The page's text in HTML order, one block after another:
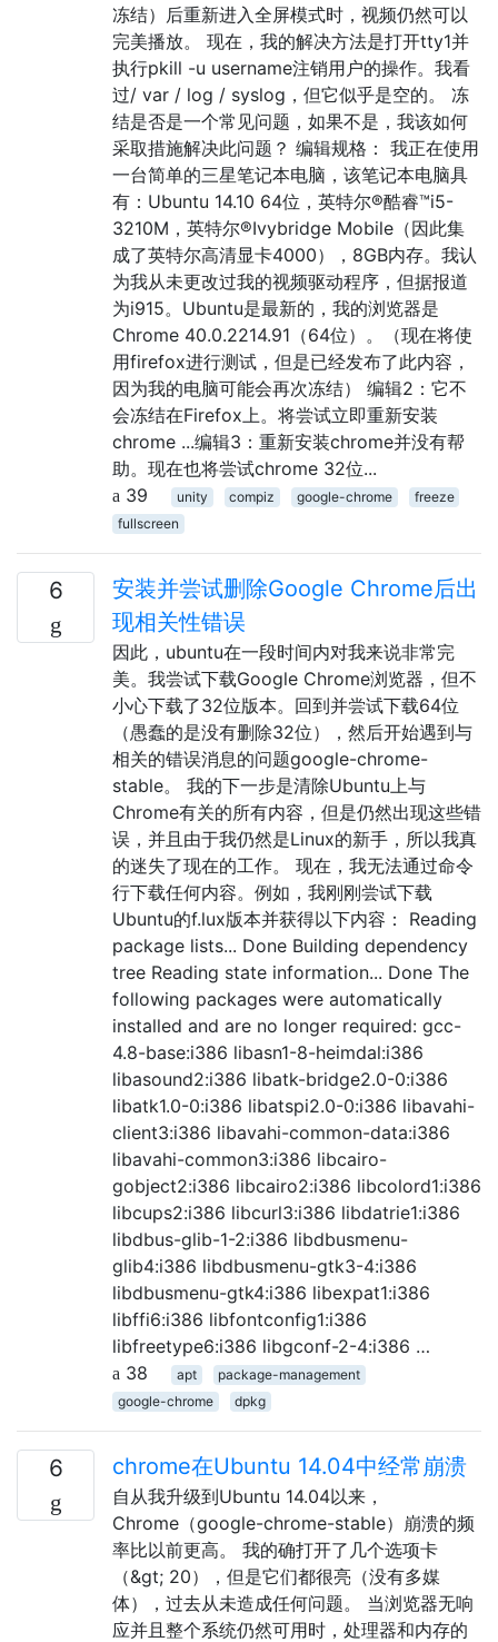
冻结）后重新进入全屏模式时，视频仍然可以
完美播放。 现在，我的解决方法是打开tty1并
执行pkill -u username注销用户的操作。我看
过/ var / log / syslog，但它似乎是空的。 冻
结是否是一个常见问题，如果不是，我该如何
采取措施解决此问题？ 编辑规格： 我正在使用
一台简单的三星笔记本电脑，该笔记本电脑具
有：Ubuntu 14.10 64位，英特尔®酷睿™i5-
3210M，英特尔®Ivybridge Mobile（因此集
成了英特尔高清显卡4000），8GB内存。我认
为我从未更改过我的视频驱动程序，但据报道
为i915。Ubuntu是最新的，我的浏览器是
Chrome 40.0.2214.91（64位）。（现在将使
用firefox进行测试，但是已经发布了此内容，
因为我的电脑可能会再次冻结） 编辑2：它不
会冻结在Firefox上。将尝试立即重新安装
chrome ...编辑3：重新安装chrome并没有帮
助。现在也将尝试chrome 32位...
39
unity compiz google-chrome
freeze
fullscreen
6
安装并尝试删除Google Chrome后出
现相关性错误
因此，ubuntu在一段时间内对我来说非常完
美。我尝试下载Google Chrome浏览器，但不
小心下载了32位版本。回到并尝试下载64位
（愚蠢的是没有删除32位），然后开始遇到与
相关的错误消息的问题google-chrome-
stable。 我的下一步是清除Ubuntu上与
Chrome有关的所有内容，但是仍然出现这些错
误，并且由于我仍然是Linux的新手，所以我真
的迷失了现在的工作。 现在，我无法通过命令
行下载任何内容。例如，我刚刚尝试下载
Ubuntu的f.lux版本并获得以下内容： Reading
package lists... Done Building dependency
tree Reading state information... Done The
following packages were automatically
installed and are no longer required: gcc-
4.8-base:i386 libasn1-8-heimdal:i386
libasound2:i386 libatk-bridge2.0-0:i386
libatk1.0-0:i386 libatspi2.0-0:i386 libavahi-
client3:i386 libavahi-common-data:i386
libavahi-common3:i386 libcairo-
gobject2:i386 libcairo2:i386 libcolord1:i386
libcups2:i386 libcurl3:i386 libdatrie1:i386
libdbus-glib-1-2:i386 libdbusmenu-
glib4:i386 libdbusmenu-gtk3-4:i386
libdbusmenu-gtk4:i386 libexpat1:i386
libffi6:i386 libfontconfig1:i386
libfreetype6:i386 libgconf-2-4:i386 …
38
apt
package-management
google-chrome
dpkg
6 chrome在Ubuntu 14.04中经常崩溃
自从我升级到Ubuntu 14.04以来，
Chrome（google-chrome-stable）崩溃的频
率比以前更高。 我的确打开了几个选项卡
（&gt; 20），但是它们都很亮（没有多媒
体），过去从未造成任何问题。 当浏览器无响
应并且整个系统仍然可用时，处理器和内存的